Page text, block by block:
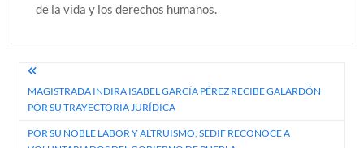
de la vida y los derechos humanos.
Navegación
de
entradas
MAGISTRADA INDIRA ISABEL GARCÍA PÉREZ RECIBE GALARDÓN
POR SU TRAYECTORIA JURÍDICA
POR SU NOBLE LABOR Y ALTRUISMO, SEDIF RECONOCE A